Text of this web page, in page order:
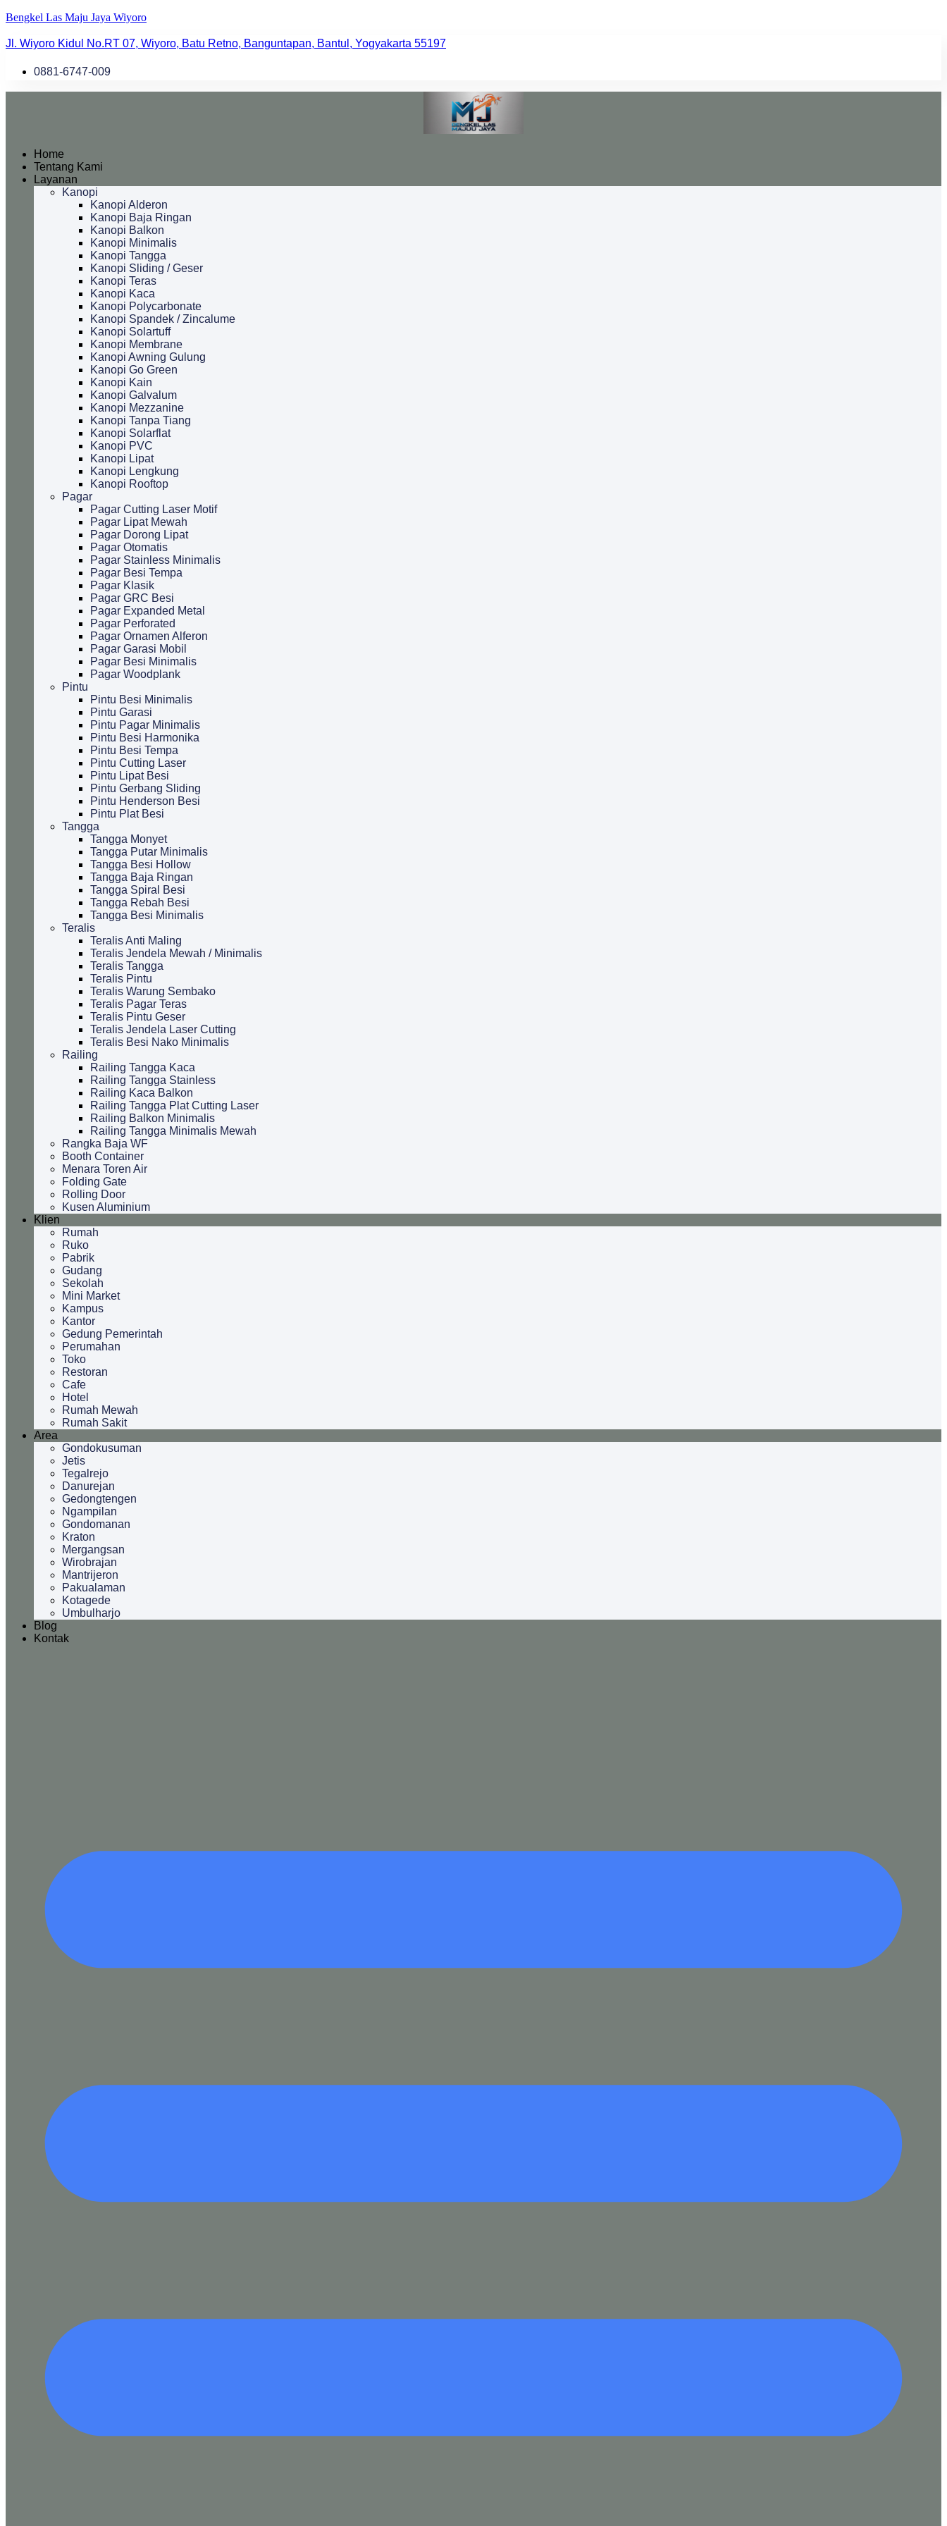
Bengkel Las Maju Jaya Wiyoro
Jl. Wiyoro Kidul No.RT 07, Wiyoro, Batu Retno, Banguntapan, Bantul, Yogyakarta 55197
0881-6747-009
Home
Tentang Kami
Layanan
Kanopi
Kanopi Alderon
Kanopi Baja Ringan
Kanopi Balkon
Kanopi Minimalis
Kanopi Tangga
Kanopi Sliding / Geser
Kanopi Teras
Kanopi Kaca
Kanopi Polycarbonate
Kanopi Spandek / Zincalume
Kanopi Solartuff
Kanopi Membrane
Kanopi Awning Gulung
Kanopi Go Green
Kanopi Kain
Kanopi Galvalum
Kanopi Mezzanine
Kanopi Tanpa Tiang
Kanopi Solarflat
Kanopi PVC
Kanopi Lipat
Kanopi Lengkung
Kanopi Rooftop
Pagar
Pagar Cutting Laser Motif
Pagar Lipat Mewah
Pagar Dorong Lipat
Pagar Otomatis
Pagar Stainless Minimalis
Pagar Besi Tempa
Pagar Klasik
Pagar GRC Besi
Pagar Expanded Metal
Pagar Perforated
Pagar Ornamen Alferon
Pagar Garasi Mobil
Pagar Besi Minimalis
Pagar Woodplank
Pintu
Pintu Besi Minimalis
Pintu Garasi
Pintu Pagar Minimalis
Pintu Besi Harmonika
Pintu Besi Tempa
Pintu Cutting Laser
Pintu Lipat Besi
Pintu Gerbang Sliding
Pintu Henderson Besi
Pintu Plat Besi
Tangga
Tangga Monyet
Tangga Putar Minimalis
Tangga Besi Hollow
Tangga Baja Ringan
Tangga Spiral Besi
Tangga Rebah Besi
Tangga Besi Minimalis
Teralis
Teralis Anti Maling
Teralis Jendela Mewah / Minimalis
Teralis Tangga
Teralis Pintu
Teralis Warung Sembako
Teralis Pagar Teras
Teralis Pintu Geser
Teralis Jendela Laser Cutting
Teralis Besi Nako Minimalis
Railing
Railing Tangga Kaca
Railing Tangga Stainless
Railing Kaca Balkon
Railing Tangga Plat Cutting Laser
Railing Balkon Minimalis
Railing Tangga Minimalis Mewah
Rangka Baja WF
Booth Container
Menara Toren Air
Folding Gate
Rolling Door
Kusen Aluminium
Klien
Rumah
Ruko
Pabrik
Gudang
Sekolah
Mini Market
Kampus
Kantor
Gedung Pemerintah
Perumahan
Toko
Restoran
Cafe
Hotel
Rumah Mewah
Rumah Sakit
Area
Gondokusuman
Jetis
Tegalrejo
Danurejan
Gedongtengen
Ngampilan
Gondomanan
Kraton
Mergangsan
Wirobrajan
Mantrijeron
Pakualaman
Kotagede
Umbulharjo
Blog
Kontak